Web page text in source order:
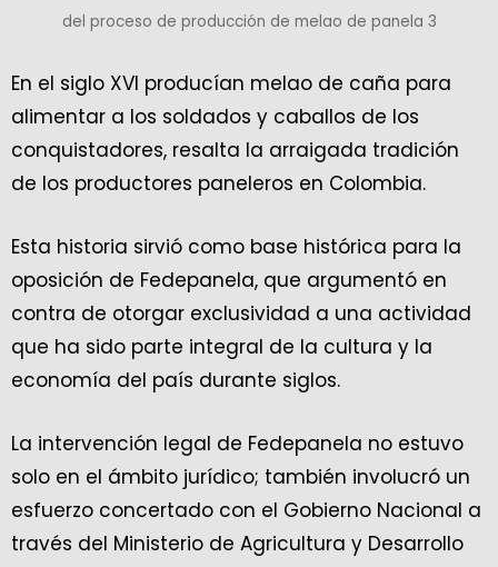
del proceso de producción de melao de panela 3
En el siglo XVI producían melao de caña para
alimentar a los soldados y caballos de los
conquistadores, resalta la arraigada tradición
de los productores paneleros en Colombia.
Esta historia sirvió como base histórica para la
oposición de Fedepanela, que argumentó en
contra de otorgar exclusividad a una actividad
que ha sido parte integral de la cultura y la
economía del país durante siglos.
La intervención legal de Fedepanela no estuvo
solo en el ámbito jurídico; también involucró un
esfuerzo concertado con el Gobierno Nacional a
través del Ministerio de Agricultura y Desarrollo